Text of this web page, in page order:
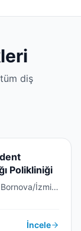
diş
Polikliniği
İzmir,
İncele